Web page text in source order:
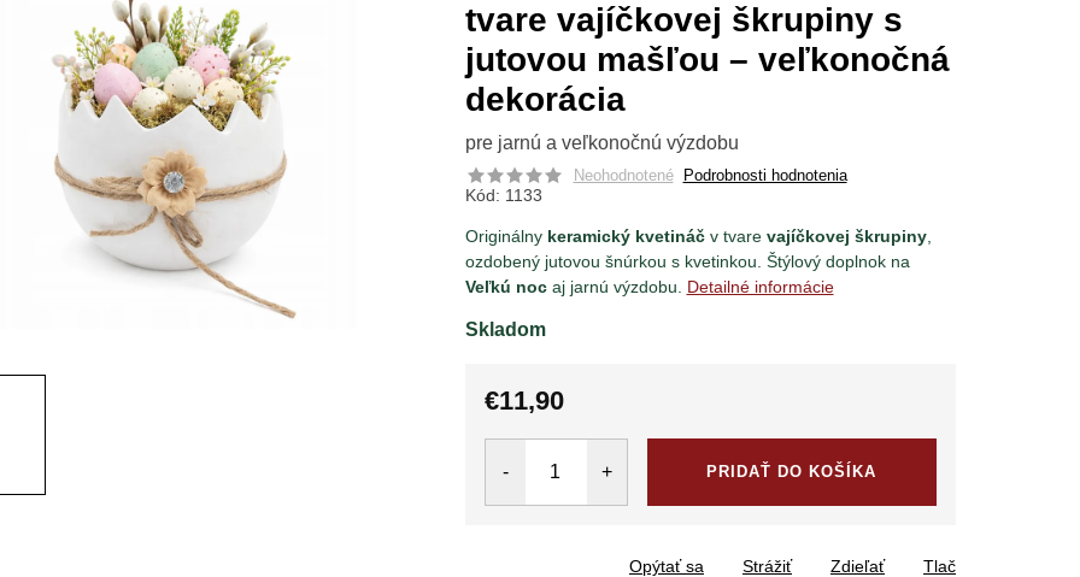
tvare vajíčkovej škrupiny s
jutovou mašľou – veľkonočná
dekorácia
pre jarnú a veľkonočnú výzdobu
Neohodnotené Podrobnosti hodnotenia
Kód: 1133
Originálny keramický kvetináčv tvare vajíčkovej škrupiny,
ozdobený jutovou šnúrkou s kvetinkou. Štýlový doplnok na
Veľkú nocaj jarnú výzdobu. Detailné informácie
Skladom
€11,90
PRIDAŤ DO KOŠÍKA
Tlač
Opýtať sa Strážiť Zdieľať